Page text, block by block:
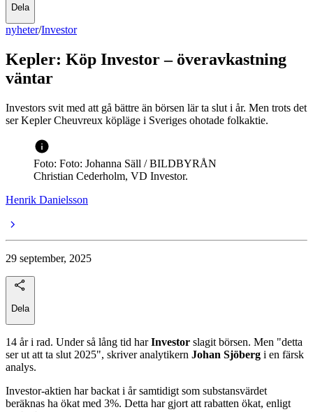
Dela
nyheter/Investor
Kepler: Köp Investor – överavkastning
väntar
Investors svit med att gå bättre än börsen lär ta slut i år. Men trots det
ser Kepler Cheuvreux köpläge i Sveriges ohotade folkaktie.
Foto: Foto: Johanna Säll / BILDBYRÅN
Christian Cederholm, VD Investor.
Henrik Danielsson
29 september, 2025
Dela
14 år i rad. Under så lång tid harInvestor slagit börsen. Men "detta
ser ut att ta slut 2025", skriver analytikern Johan Sjöberg i en färsk
analys.
Investor-aktien har backat i år samtidigt som substansvärdet
beräknas ha ökat med 3%. Detta har gjort att rabatten ökat, enligt